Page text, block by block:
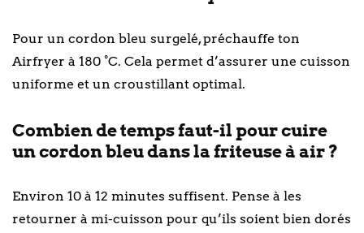
Pour un cordon bleu surgelé, préchauffe ton
Airfryer à 180 °C. Cela permet d’assurer une cuisson
uniforme et un croustillant optimal.
Combien de temps faut-il pour cuire
un cordon bleu dans la friteuse à air ?
Environ 10 à 12 minutes suffisent. Pense à les
retourner à mi-cuisson pour qu’ils soient bien dorés